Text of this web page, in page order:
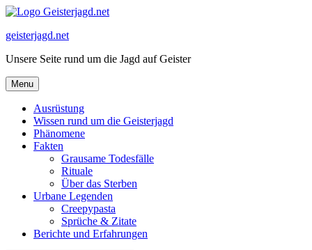
Skip
content
geisterjagd.net
Unsere Seite rund um die Jagd auf Geister
Menu
Ausrüstung
Wissen rund um die Geisterjagd
Phänomene
Fakten
Grausame Todesfälle
Rituale
Über das Sterben
Urbane Legenden
Creepypasta
Sprüche & Zitate
Berichte und Erfahrungen